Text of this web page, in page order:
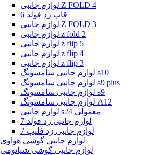
لوازم جانبی Z FOLD 4
قاب زد فولد 6
لوازم جانبی Z FOLD 3
لوازم جانبی z fold 2
لوازم جانبی z flip 5
لوازم جانبی z flip 4
لوازم جانبی z flip 3
لوازم جانبی سامسونگ s10
لوازم جانبی سامسونگ s9 plus
لوازم جانبی سامسونگ s9
لوازم جانبی سامسونگ A12
لوازم جانبی s24 معمولی
لوازم جانبی زد فولد 7
لوازم جانبی زد فلیپ 7
لوازم جانبی گوشی هواوی
لوازم جانبی گوشی شیائومی